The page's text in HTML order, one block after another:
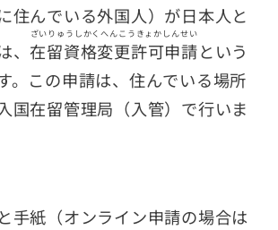
住んでいる外国人）が日本人と
在留資格変更許可申請
ざいりゅうしかくへんこうきょかしんせい
という
。この申請は、住んでいる場所
国在留管理局（入管）で行いま
手紙（オンライン申請の場合は